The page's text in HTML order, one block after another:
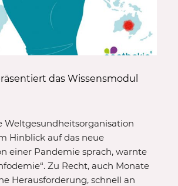
das Wissensmodul
Weltgesundheitsorganisation
Hinblick auf das neue
einer Pandemie sprach, warnte
Zu Recht, auch Monate
Herausforderung, schnell an